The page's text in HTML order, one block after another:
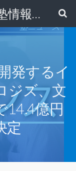
月刊私塾界｜全国私塾情報センター
発するイ
ジズ、文
14.4億円
定